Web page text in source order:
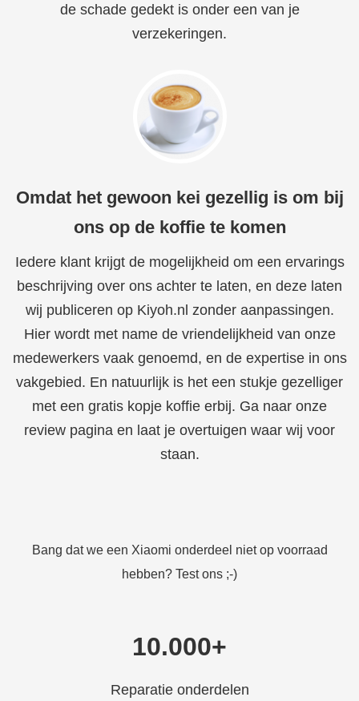
de schade gedekt is onder een van je
verzekeringen.
Omdat het gewoon kei gezellig is om bij
ons op de koffie te komen
Iedere klant krijgt de mogelijkheid om een ervarings
beschrijving over ons achter te laten, en deze laten
wij publiceren op Kiyoh.nl zonder aanpassingen.
Hier wordt met name de vriendelijkheid van onze
medewerkers vaak genoemd, en de expertise in ons
vakgebied. En natuurlijk is het een stukje gezelliger
met een gratis kopje koffie erbij. Ga naar onze
review pagina en laat je overtuigen waar wij voor
staan.
Bang dat we een Xiaomi onderdeel niet op voorraad
hebben? Test ons ;-)
10.000+
Reparatie onderdelen